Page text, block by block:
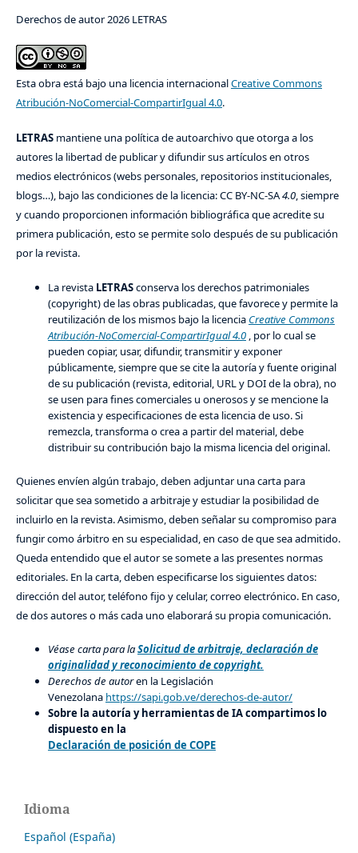
Derechos de autor 2026 LETRAS
Esta obra está bajo una licencia internacionalCreative Commons
Atribución-NoComercial-CompartirIgual 4.0.
LETRASmantiene una política de autoarchivo que otorga a los
autores la libertad de publicar y difundir sus artículos en otros
medios electrónicos (webs personales, repositorios institucionales,
blogs…), bajo las condiciones de la licencia: CC BY-NC-SA4.0, siempre
y cuando proporcionen información bibliográfica que acredite su
primera publicación, esto se permite solo después de su publicación
por la revista.
La revista LETRASconserva los derechos patrimoniales
(copyright) de las obras publicadas, que favorece y permite la
reutilización de los mismos bajo la licencia Creative Commons
Atribución-NoComercial-CompartirIgual 4.0, por lo cual se
pueden copiar, usar, difundir, transmitir y exponer
públicamente, siempre que se cite la autoría y fuente original
de su publicación (revista, editorial, URL y DOI de la obra), no
se usen para fines comerciales u onerosos y se mencione la
existencia y especificaciones de esta licencia de uso. Si
remezcla, transforma o crea a partir del material, debe
distribuir su contribución bajo la misma licencia del original.
Quienes envíen algún trabajo, deben adjuntar una carta para
solicitar que sea sometido a arbitraje y estudiar la posibilidad de
incluirlo en la revista. Asimismo, deben señalar su compromiso para
fungir como árbitro en su especialidad, en caso de que sea admitido.
Queda entendido que el autor se somete a las presentes normas
editoriales. En la carta, deben especificarse los siguientes datos:
dirección del autor, teléfono fijo y celular, correo electrónico. En caso,
de dos autores o más cada uno elaborará su propia comunicación.
Véase carta para laSolicitud de arbitraje, declaración de
originalidad y reconocimiento de copyright.
Derechos de autoren la Legislación
Venezolana https://sapi.gob.ve/derechos-de-autor/
Sobre la autoría y herramientas de IA compartimos lo
dispuesto en la
Declaración de posición de COPE
Idioma
Español (España)